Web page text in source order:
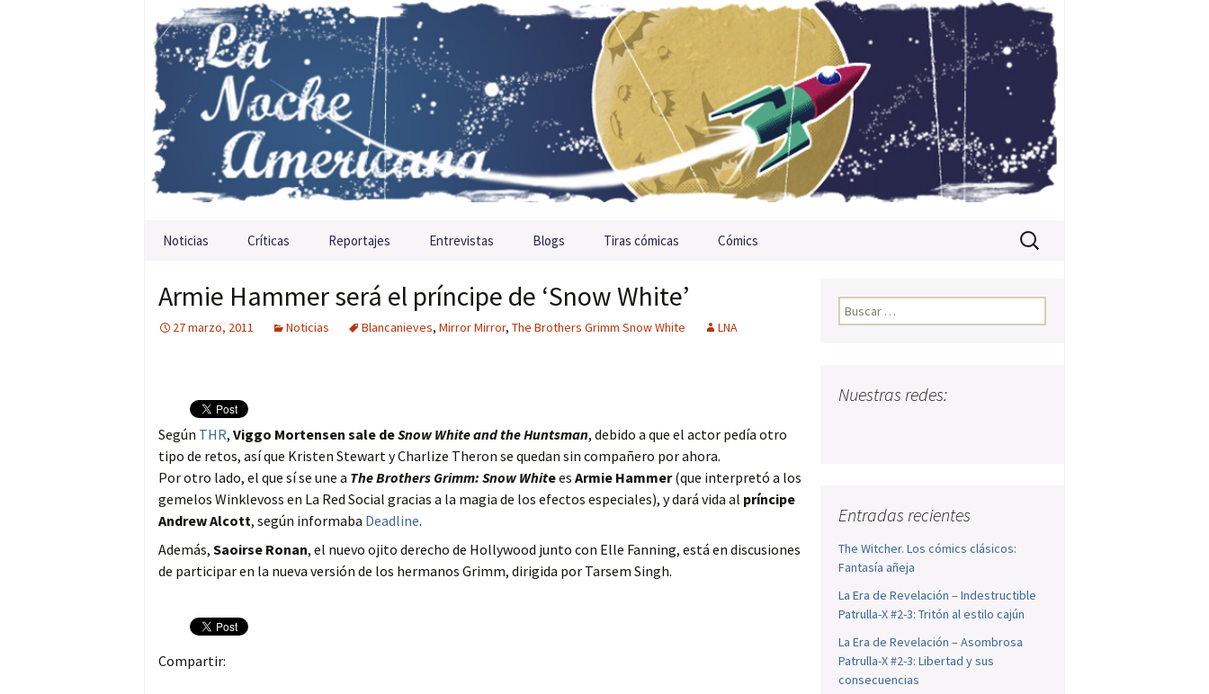
Saltar al contenido
Noticias Críticas Reportajes Entrevistas Blogs Tiras cómicas Cómics Buscar:
Armie Hammer será el príncipe de ‘Snow White’
27 marzo, 2011 Noticias Blancanieves, Mirror Mirror, The Brothers Grimm Snow White LNA
Según THR, Viggo Mortensen sale deSnow White and the Huntsman, debido a que el actor pedía otro
tipo de retos, así que Kristen Stewart y Charlize Theron se quedan sin compañero por ahora.
Por otro lado, el que sí se une a The Brothers Grimm: Snow Whitees Armie Hammer(que interpretó a los
gemelos Winklevoss en La Red Social gracias a la magia de los efectos especiales), y dará vida al príncipe
Andrew Alcott, según informaba Deadline.
Además, Saoirse Ronan, el nuevo ojito derecho de Hollywood junto con Elle Fanning, está en discusiones
de participar en la nueva versión de los hermanos Grimm, dirigida por Tarsem Singh.
Compartir:
Buscar:
Nuestras redes:
Entradas recientes
The Witcher. Los cómics clásicos:
Fantasía añeja
La Era de Revelación – Indestructible
Patrulla-X #2-3: Tritón al estilo cajún
La Era de Revelación – Asombrosa
Patrulla-X #2-3: Libertad y sus
consecuencias